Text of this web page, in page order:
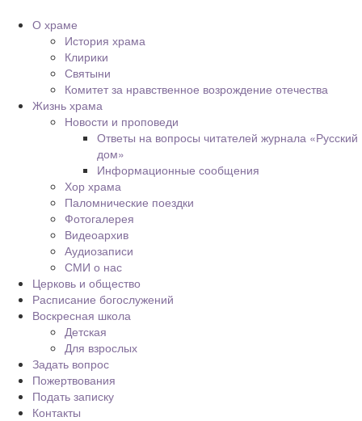
О храме
История храма
Клирики
Святыни
Комитет за нравственное возрождение отечества
Жизнь храма
Новости и проповеди
Ответы на вопросы читателей журнала «Русский
дом»
Информационные сообщения
Хор храма
Паломнические поездки
Фотогалерея
Видеоархив
Аудиозаписи
СМИ о нас
Церковь и общество
Расписание богослужений
Воскресная школа
Детская
Для взрослых
Задать вопрос
Пожертвования
Подать записку
Контакты